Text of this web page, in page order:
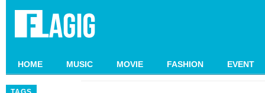
HOME MUSIC MOVIE FASHION EVENT